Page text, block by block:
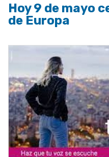
Hoy 9 de mayo
de Europa